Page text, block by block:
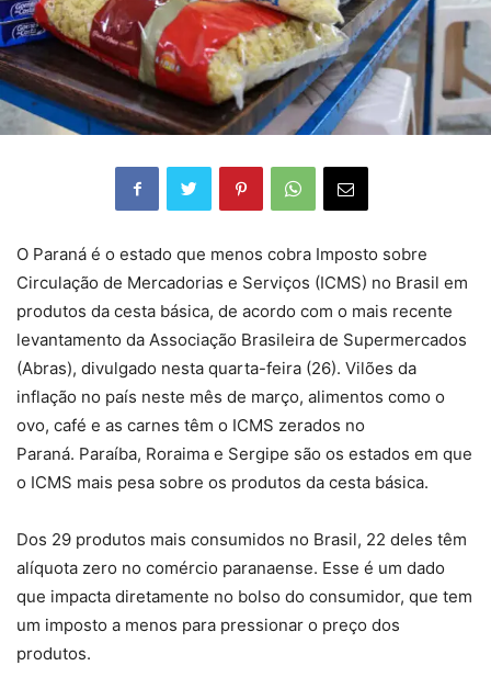
O Paraná é o estado que menos cobra Imposto sobre
Circulação de Mercadorias e Serviços (ICMS) no Brasil em
produtos da cesta básica, de acordo com o mais recente
levantamento da Associação Brasileira de Supermercados
(Abras), divulgado nesta quarta-feira (26). Vilões da
inflação no país neste mês de março, alimentos como o
ovo, café e as carnes têm o ICMS zerados no
Paraná. Paraíba, Roraima e Sergipe são os estados em que
o ICMS mais pesa sobre os produtos da cesta básica.
Dos 29 produtos mais consumidos no Brasil, 22 deles têm
alíquota zero no comércio paranaense. Esse é um dado
que impacta diretamente no bolso do consumidor, que tem
um imposto a menos para pressionar o preço dos
produtos.